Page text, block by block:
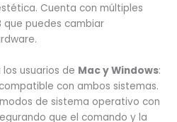
Cuenta con múltiples
que puedes cambiar
usuarios de Mac y Windows:
con ambos sistemas.
de sistema operativo con
que el comando y la